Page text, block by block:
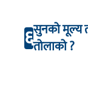
६सुनको मूल्य
तोलाको ?